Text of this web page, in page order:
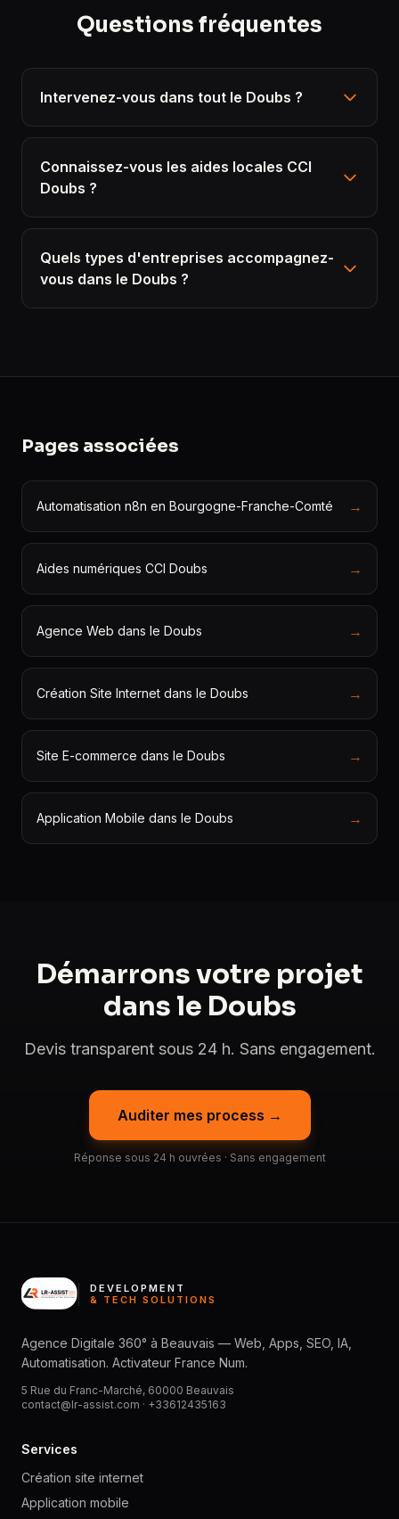
Questions fréquentes
Intervenez-vous dans tout le Doubs ?
Connaissez-vous les aides locales CCI
Doubs ?
Quels types d'entreprises accompagnez-
vous dans le Doubs ?
Pages associées
Automatisation n8n en Bourgogne-Franche-Comté →
Aides numériques CCI Doubs →
Agence Web dans le Doubs →
Création Site Internet dans le Doubs →
Site E-commerce dans le Doubs →
Application Mobile dans le Doubs →
Démarrons votre projet
dans le Doubs
Devis transparent sous 24 h. Sans engagement.
Auditer mes process →
Réponse sous 24 h ouvrées · Sans engagement
DEVELOPMENT
& TECH SOLUTIONS
Agence Digitale 360° à Beauvais — Web, Apps, SEO, IA,
Automatisation. Activateur France Num.
5 Rue du Franc-Marché, 60000 Beauvais
contact@lr-assist.com · +33612435163
Services
Création site internet
Application mobile